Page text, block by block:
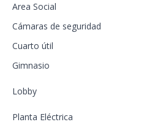
Area Social
Cámaras de seguridad
Cuarto útil
Gimnasio
Lobby
Planta Eléctrica